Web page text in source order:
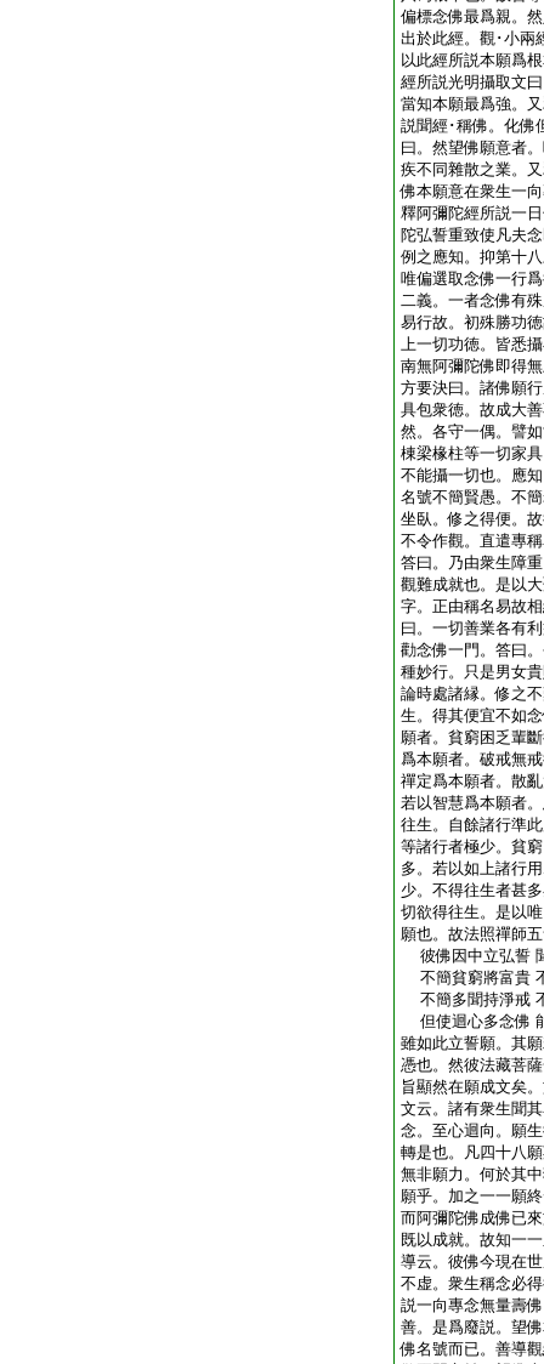
偏標念佛最爲親。
出於此經。觀･小兩
以此經所説本願爲
經所説光明攝取文
當知本願最爲強。
説聞經･稱佛。化佛
曰。然望佛願意者
疾不同雜散之業。
佛本願意在衆生一
釋阿彌陀經所説一
陀弘誓重致使凡夫
例之應知。抑第十
唯偏選取念佛一行
二義。一者念佛有
易行故。初殊勝功
上一切功徳。皆悉
南無阿彌陀佛即得
方要決曰。諸佛願
具包衆徳。故成大
然。各守一偶。譬
棟梁椽柱等一切家
不能攝一切也。應
名號不簡賢愚。不
坐臥。修之得便。
不令作觀。直遣專
答曰。乃由衆生障
觀難成就也。是以
字。正由稱名易故
曰。一切善業各有
勸念佛一門。答曰
種妙行。只是男女
論時處諸縁。修之
生。得其便宜不如
願者。貧窮困乏輩
爲本願者。破戒無
禪定爲本願者。散
若以智慧爲本願者
往生。自餘諸行準
等諸行者極少。貧
多。若以如上諸行
少。不得往生者甚
切欲得往生。是以
願也。故法照禪師
彼佛因中立弘誓
不簡貧窮將富貴
不簡多聞持淨戒
但使迴心多念佛
雖如此立誓願。其
憑也。然彼法藏菩
旨顯然在願成文矣
文云。諸有衆生聞
念。至心迴向。願
轉是也。凡四十八
無非願力。何於其
願乎。加之一一願
而阿彌陀佛成佛已
既以成就。故知一
導云。彼佛今現在
不虚。衆生稱念必
説一向專念無量壽
善。是爲廢説。望
佛名號而已。善導